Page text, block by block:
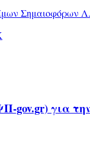
gov.gr) για